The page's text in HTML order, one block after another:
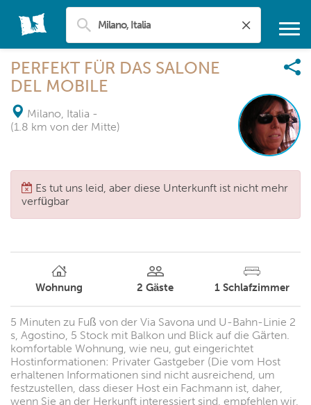
PERFEKT FÜR DAS SALONE
DEL MOBILE
Milano, Italia -
(1.8 km von der Mitte)
Es tut uns leid, aber diese Unterkunft ist nicht mehr
verfügbar
Wohnung 2 Gäste 1 Schlafzimmer
5 Minuten zu Fuß von der Via Savona und U-Bahn-Linie 2
s, Agostino, 5 Stock mit Balkon und Blick auf die Gärten.
komfortable Wohnung, wie neu, gut eingerichtet
Hostinformationen: Privater Gastgeber (Die vom Host
erhaltenen Informationen sind nicht ausreichend, um
festzustellen, dass dieser Host ein Fachmann ist, daher,
wenn Sie an der Herkunft interessiert sind, empfehlen wir,